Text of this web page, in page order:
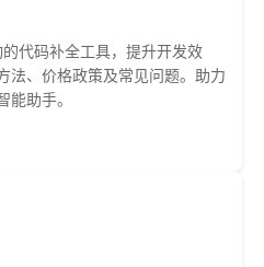
代码补全工具，提升开发效
法、价格政策及常见问题。助力
能助手。